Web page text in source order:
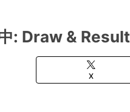
: Draw & Result
X